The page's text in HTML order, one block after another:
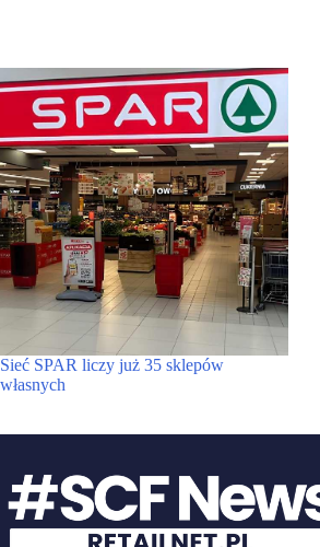
Sieć SPAR liczy już 35 sklepów
własnych